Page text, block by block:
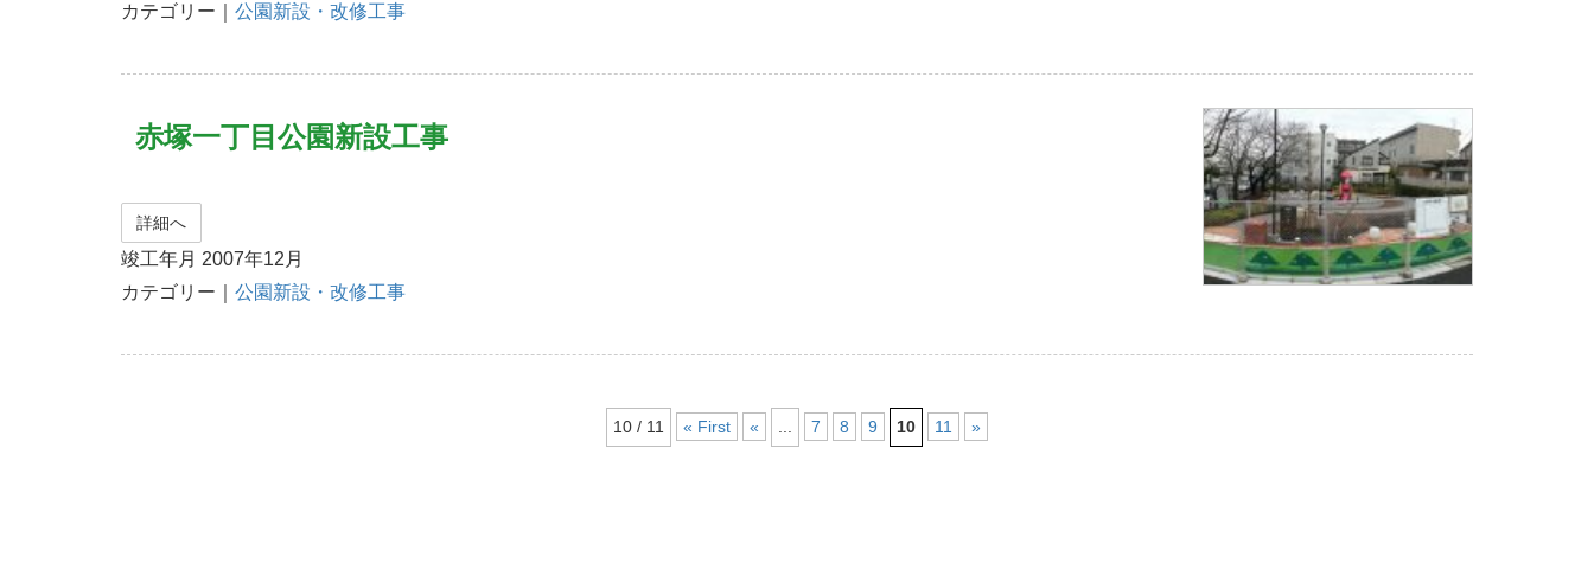
カテゴリー｜ 公園新設・改修工事
赤塚一丁目公園新設工事
詳細へ
竣工年月 2007年12月
カテゴリー｜ 公園新設・改修工事
10 / 11 « First « 7 8 9 10 11 »